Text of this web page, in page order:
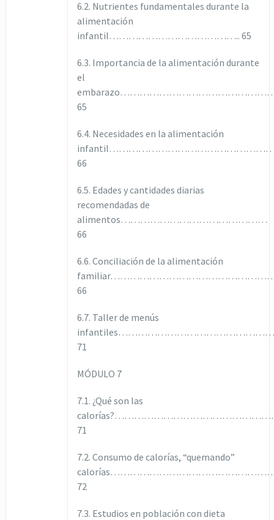
6.2. Nutrientes fundamentales durante la
alimentación
infantil………………………………….. 65
6.3. Importancia de la alimentación durante
el
65
6.4. Necesidades en la alimentación
66
6.5. Edades y cantidades diarias
recomendadas de
alimentos………………………………………
66
6.6. Conciliación de la alimentación
66
6.7. Taller de menús
71
MÓDULO 7
7.1. ¿Qué son las
71
7.2. Consumo de calorías, “quemando”
72
7.3. Estudios en población con dieta